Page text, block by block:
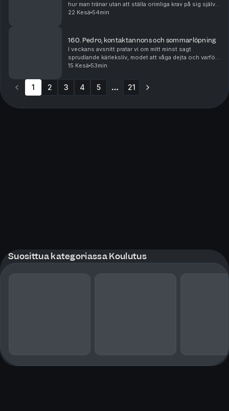
hur man tränar utan att ställa orimliga krav på sig själv.
Hur hittar man glädjen i rörelse igen när prestation,
22 Kesä 54min
160. Pedro, kontaktannons och sommarlöpning
I veckans avsnitt pratar vi om mitt minst sagt
sprudlande kärleksliv, modet att våga dejta och varför
det ibland lönar sig att kasta sig ut på äventyr.Manne
15 Kesä 53min
1 2 3 4 5 21
Suosittua kategoriassa Koulutus